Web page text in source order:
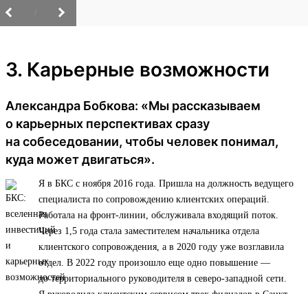
3. Карьерные возможности
Александра Бобкова: «Мы рассказываем
о карьерных перспективах сразу
на собеседовании, чтобы человек понимал,
куда может двигаться».
Я в БКС с ноября 2016 года. Пришла на должность ведущего
специалиста по сопровождению клиентских операций.
Работала на фронт-линии, обслуживала входящий поток.
Через 1,5 года стала заместителем начальника отдела
клиентского сопровождения, а в 2020 году уже возглавила
отдел. В 2022 году произошло еще одно повышение —
до территориального руководителя в северо-западной сети.